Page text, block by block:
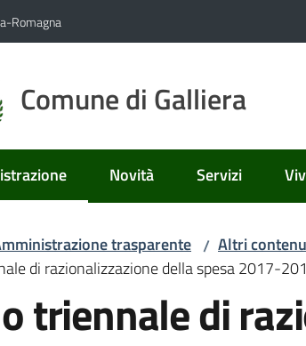
Romagna
Comune di Galliera
Novità Servizi
trasparente / Altri
di razionalizzazione della spesa 2017-
triennale di